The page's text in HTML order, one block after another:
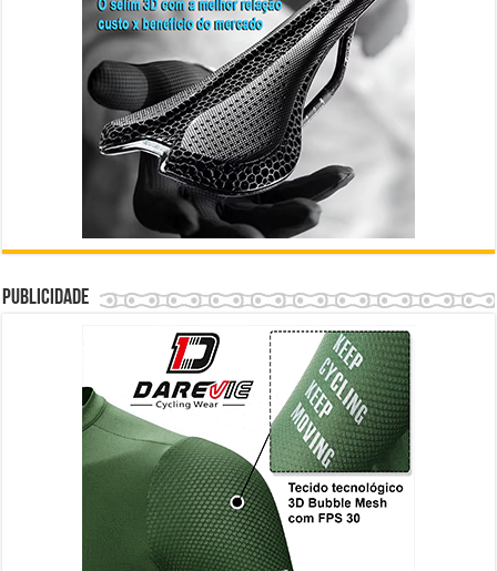
Publicidade